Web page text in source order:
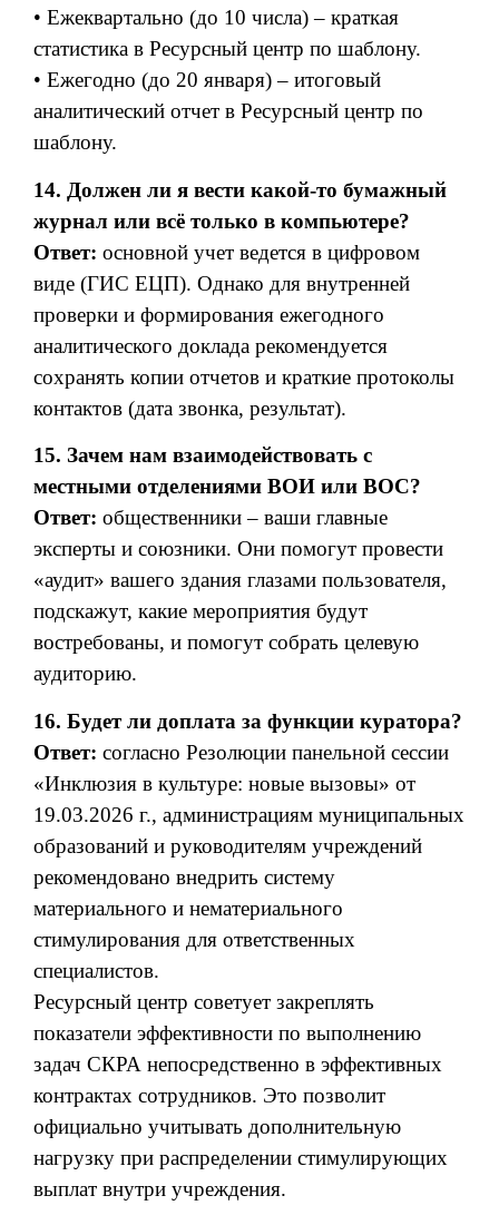
• Ежеквартально (до 10 числа) – краткая
статистика в Ресурсный центр по шаблону.
• Ежегодно (до 20 января) – итоговый
аналитический отчет в Ресурсный центр по
шаблону.
14. Должен ли я вести какой-то бумажный
журнал или всё только в компьютере?
Ответ: основной учет ведется в цифровом
виде (ГИС ЕЦП). Однако для внутренней
проверки и формирования ежегодного
аналитического доклада рекомендуется
сохранять копии отчетов и краткие протоколы
контактов (дата звонка, результат).
15. Зачем нам взаимодействовать с
местными отделениями ВОИ или ВОС?
Ответ: общественники – ваши главные
эксперты и союзники. Они помогут провести
«аудит» вашего здания глазами пользователя,
подскажут, какие мероприятия будут
востребованы, и помогут собрать целевую
аудиторию.
16. Будет ли доплата за функции куратора?
Ответ: согласно Резолюции панельной сессии
«Инклюзия в культуре: новые вызовы» от
19.03.2026 г., администрациям муниципальных
образований и руководителям учреждений
рекомендовано внедрить систему
материального и нематериального
стимулирования для ответственных
специалистов.
Ресурсный центр советует закреплять
показатели эффективности по выполнению
задач СКРА непосредственно в эффективных
контрактах сотрудников. Это позволит
официально учитывать дополнительную
нагрузку при распределении стимулирующих
выплат внутри учреждения.